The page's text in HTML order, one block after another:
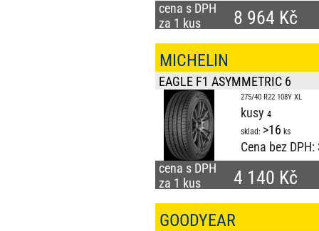
cena s DPH
za 1 kus
8 964 Kč
MICHELIN
EAGLE F1 ASYMMETRIC 6
275/40 R22 108Y XL
kusy
sklad: >16 ks
Cena bez DPH:
cena s DPH
za 1 kus
4 140 Kč
GOODYEAR